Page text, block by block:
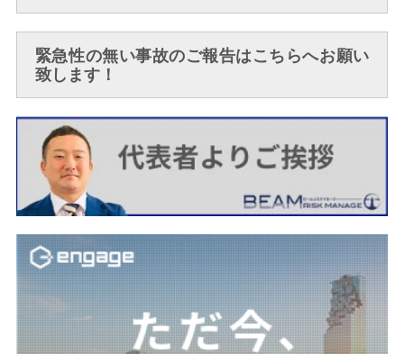
緊急性の無い事故のご報告はこちらへお願い
致します！